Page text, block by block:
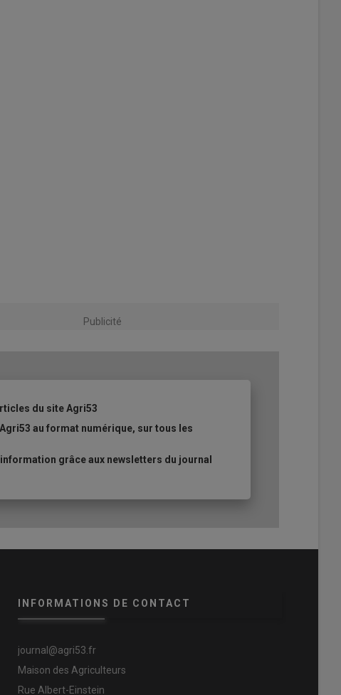
Publicité
du site Agri53
au format numérique, sur tous les
grâce aux newsletters du journal
INFORMATIONS DE CONTACT
journal@agri53.fr
Maison des Agriculteurs
Rue Albert-Einstein